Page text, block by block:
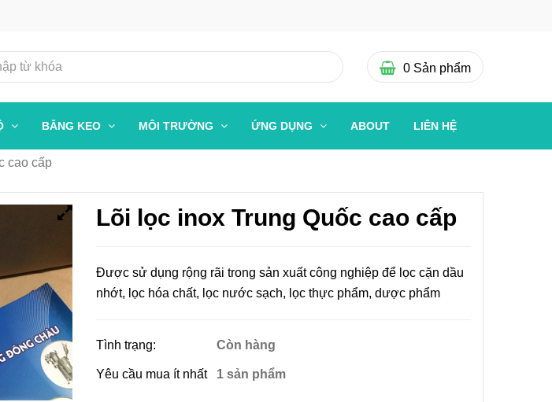
Lõi lọc inox Trung Quốc cao cấp
Được sử dụng rộng rãi trong sản xuất công nghiệp để lọc cặn dầu
nhớt, lọc hóa chất, lọc nước sạch, lọc thực phẩm, dược phẩm
Tình trạng: Còn hàng
Yêu cầu mua ít nhất 1 sản phẩm
0 Sản phẩm
BĂNG KEO MÔI TRƯỜNG ỨNG DỤNG ABOUT LIÊN HỆ
cao cấp